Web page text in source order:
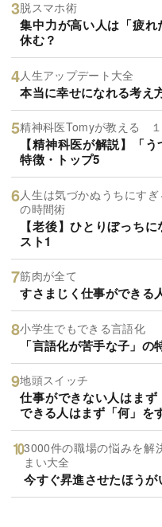
脱スマホ術
集中力が高い人は「疲
休む？
人生アップデート大全
本当に幸せになれる考え
精神科医Tomyが教える
【精神科医が解説】「
特徴・トップ5
人生は気づかぬうちにす
の時間術
【老後】ひとりぼっち
スト1
筋肉が全て
すさまじく仕事ができる
小学生でもできる言語化
「言語化が苦手な子」の
地頭スイッチ
仕事ができない人はま
できる人はまず「何」を
3000件の職場の悩みを解
まい大全
今すぐ昇進させたほう